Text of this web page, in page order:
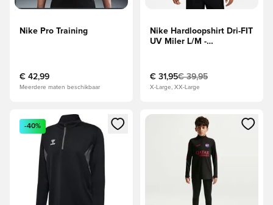
Nike Pro Training
€ 42,99
Meerdere maten beschikbaar
Nike Hardloopshirt Dri-FIT
UV Miler L/M -
€ 31,95€ 39,95
X-Large, XX-Large
Opent een venster om in te loggen of je aan te melden als
-40%
Opent een venster om in te